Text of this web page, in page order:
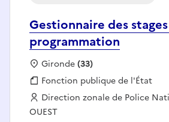
Gestionnaire des
programmation
Localisation :
Gironde(33)
Fonction publique :
Fonction publique de l'État
Employeur :
Direction zonale de Police
OUEST